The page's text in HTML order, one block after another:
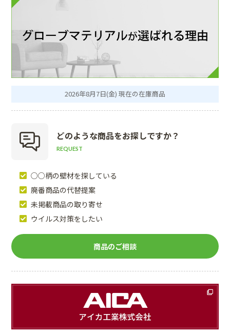
2026年8月7日(金) 現在の在庫商品
どのような商品をお探しですか？
REQUEST
○○柄の壁材を探している
廃番商品の代替提案
未掲載商品の取り寄せ
ウイルス対策をしたい
商品のご相談